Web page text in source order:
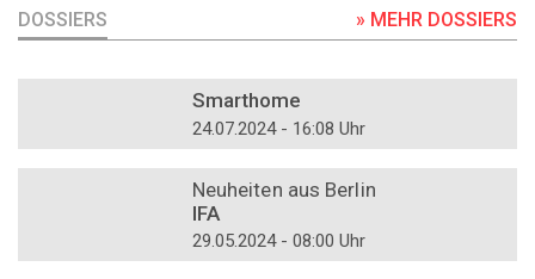
DOSSIERS » MEHR DOSSIERS
Smarthome
24.07.2024 - 16:08 Uhr
Neuheiten aus Berlin
IFA
29.05.2024 - 08:00 Uhr